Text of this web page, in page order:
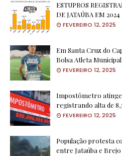
ESTUPROS
DE JATAÚBA EM 2024
FEVEREIRO 12, 2025
Em Santa Cruz do
Bolsa Atleta
FEVEREIRO 12, 2025
Impostômetro atinge
registrando alta de
FEVEREIRO 12, 2025
População protesta
entre Jataúba e